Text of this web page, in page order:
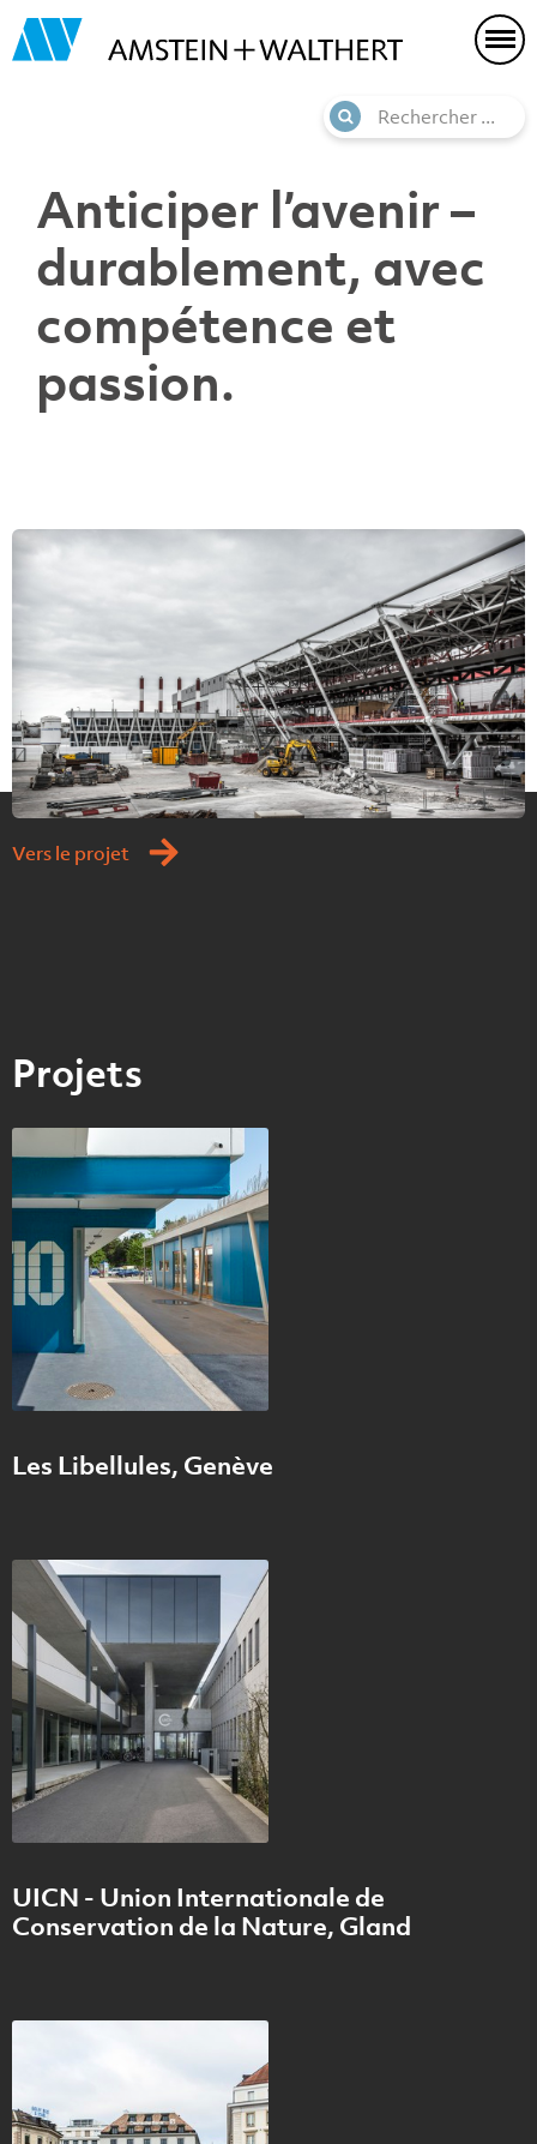
Anticiper l’avenir –
durablement, avec
compétence et
passion.
Vers le projet
Projets
Les Libellules, Genève
UICN - Union Internationale de
Conservation de la Nature, Gland